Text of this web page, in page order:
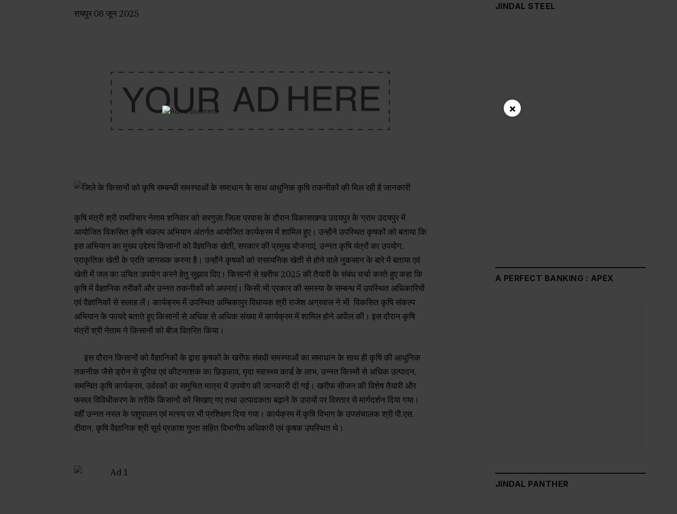
रायपुर 08 जून 2025
कृषि मंत्री श्री रामविचार नेताम शनिवार को सरगुज़ा जिला प्रवास के दौरान विकासखण्ड उदयपुर के ग्राम उदयपुर में
आयोजित विकसित कृषि संकल्प अभियान अंतर्गत आयोजित कार्यक्रम में शामिल हुए। उन्होंने उपस्थित कृषकों को बताया कि
इस अभियान का मुख्य उद्देश्य किसानों को वैज्ञानिक खेती, सरकार की प्रमुख योजनाएं, उन्नत कृषि यंत्रों का उपयोग,
प्राकृतिक खेती के प्रति जागरूक करना है। उन्होंने कृषकों को रासायनिक खेती से होने वाले नुकसान के बारे में बताया एवं
खेती में जल का उचित उपयोग करने हेतु सुझाव दिए। किसानों से खरीफ 2025 की तैयारी के संबंध चर्चा करते हुए कहा कि
कृषि में वैज्ञानिक तरीकों और उन्नत तकनीकों को अपनाएं। किसी भी प्रकार की समस्या के सम्बन्ध में उपस्थित अधिकारियों
एवं वैज्ञानिकों से सलाह लें। कार्यक्रम में उपस्थित अम्बिकापुर विधायक श्री राजेश अग्रवाल ने भी विकसित कृषि संकल्प
अभियान के फायदे बताते हुए किसानों से अधिक से अधिक संख्या में कार्यक्रम में शामिल होने अपील की। इस दौरान कृषि
मंत्री श्री नेताम ने किसानों को बीज वितरित किया।
इस दौरान किसानों को वैज्ञानिकों के द्वारा कृषकों के खरीफ संबधी समस्याओं का समाधान के साथ ही कृषि की आधुनिक
तकनीक जैसे ड्रोन से यूरिया एवं कीटनाशक का छिड़काव, मृदा स्वास्थ्य कार्ड के लाभ, उन्नत किस्मों से अधिक उत्पादन,
समन्वित कृषि कार्यक्रम, उर्वरकों का समुचित मात्रा में उपयोग की जानकारी दी गई। खरीफ सीजन की विशेष तैयारी और
फसल विविधीकरण के तरीके किसानों को सिखाए गए तथा उत्पादकता बढ़ाने के उपायों पर विस्तार से मार्गदर्शन दिया गया।
वहीं उन्नत नस्ल के पशुपालन एवं मत्स्य पर भी प्रशिक्षण दिया गया। कार्यक्रम में कृषि विभाग के उपसंचालक श्री पी.एस.
दीवान, कृषि वैज्ञानिक श्री सूर्य प्रकाश गुप्ता सहित विभागीय अधिकारी एवं कृषक उपस्थित थे।
JINDAL STEEL
A PERFECT BANKING : APEX
JINDAL PANTHER
×